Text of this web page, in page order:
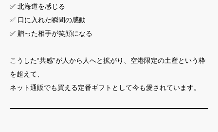
✅ 北海道を感じる
✅ 口に入れた瞬間の感動
✅ 贈った相手が笑顔になる
こうした“共感”が人から人へと拡がり、空港限定の土産という枠
を超えて、
ネット通販でも買える定番ギフトとして今も愛されています。